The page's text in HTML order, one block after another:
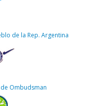
de la Rep. Argentina
Ombudsman